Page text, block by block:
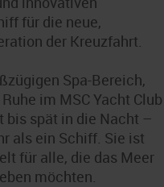
für die neue,
der Kreuzfahrt.
Spa-Bereich,
im MSC Yacht Club
bis spät in die Nacht –
als ein Schiff. Sie ist
für alle, die das Meer
möchten.